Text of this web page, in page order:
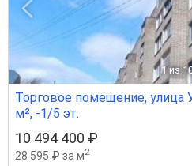
1 из
Торговое помещение, улица
м², -1/5 эт.
10 494 400 ₽
28 595 ₽ за м2